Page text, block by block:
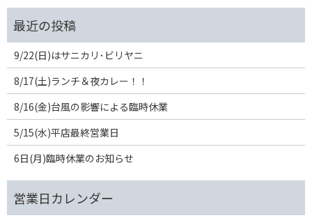
9/22(日)はサニカリ･ビリヤニ
8/17(土)ランチ＆夜カレー！！
8/16(金)台風の影響による臨時休業
5/15(水)平店最終営業日
6日(月)臨時休業のお知らせ